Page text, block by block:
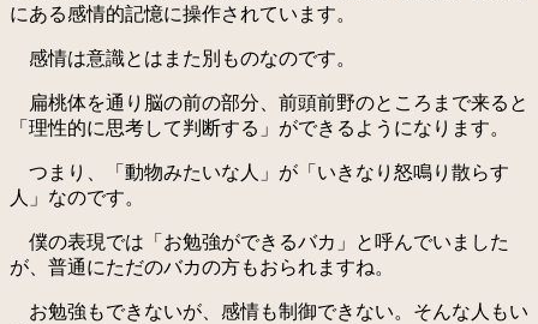
にある感情的記憶に操作されています。
感情は意識とはまた別ものなのです。
扁桃体を通り脳の前の部分、前頭前野のところまで来ると
「理性的に思考して判断する」ができるようになります。
つまり、「動物みたいな人」が「いきなり怒鳴り散らす
人」なのです。
僕の表現では「お勉強ができるバカ」と呼んでいました
が、普通にただのバカの方もおられますね。
お勉強もできないが、感情も制御できない。そんな人もい